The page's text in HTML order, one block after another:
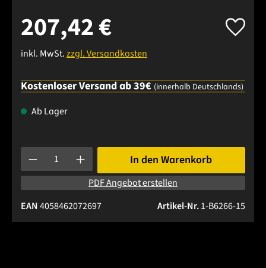
207,42 €
inkl. MwSt.zzgl. Versandkosten
Kostenloser Versand ab 39€ (innerhalb Deutschlands)
Ab Lager
Produkt Anzahl: Gib den gewünschten Wert ein oder
In den Warenkorb
PDF Angebot erstellen
Artikel-Nr.1-B6266-15
EAN4058462072697